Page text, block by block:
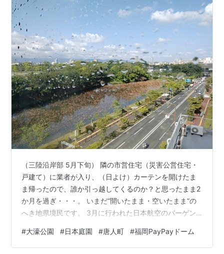
（三陸沿岸部 5月下旬） 隣の市営住宅（災害公営住宅・
戸建て）に業者が入り、（日よけ）カーテンを開けたま
ま帰ったので、誰か引っ越してくるのか？と思ったまま2
か月を過ぎ・・・。 いまだ”開いたまま・空いたまま”の
へき地県境民です。 3月に行われた日本航空のバーゲン
の後の”リベンジセール”で見事”ご縁”がありました。 福岡
までの航空券は片道6600円＋空港施設使用料400円、一
#大濠公園 #日本庭園 #唐人町 #福岡PayPayドーム